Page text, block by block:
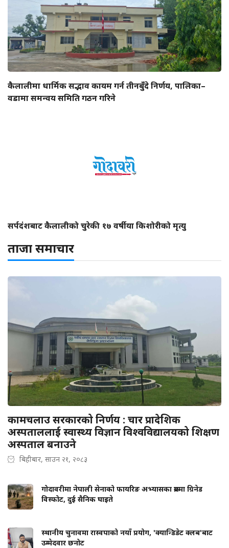
कैलालीमा धार्मिक सद्भाव कायम गर्न तीनबुँदे निर्णय, पालिका–
वडामा समन्वय समिति गठन गरिने
सर्पदंशबाट कैलालीको चुरेकी १७ वर्षीया किशोरीको मृत्यु
ताजा समाचार
कामचलाउ सरकारको निर्णय : चार प्रादेशिक
अस्पताललाई स्वास्थ्य विज्ञान विश्वविद्यालयको शिक्षण
अस्पताल बनाउने
बिहीबार, साउन २१, २०८३
गोदावरीमा नेपाली सेनाको फायरिङ अभ्यासका क्रममा ग्रिनेड
विस्फोट, दुई सैनिक घाइते
स्थानीय चुनावमा रास्वपाको नयाँ प्रयोग, 'क्यान्डिडेट क्लब'बाट
उम्मेदवार छनोट